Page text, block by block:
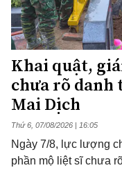
Khai quật,
chưa rõ
Mai Dịch
Thứ 6, 07/08/2026 | 16:05
Ngày 7/8, lực lượng
phần mộ liệt sĩ chưa